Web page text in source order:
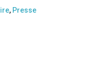
, Presse